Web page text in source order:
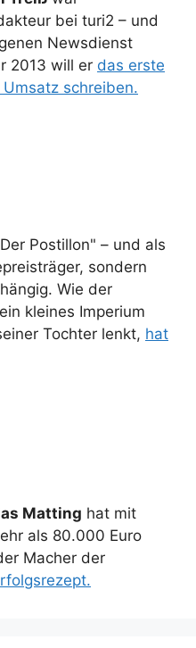
bei turi2 – und
Newsdienst
2013 will er das erste
schreiben.
Postillon" – und als
sondern
Wie der
kleines Imperium
Tochter lenkt, hat
Matting hat mit
als 80.000 Euro
Macher der